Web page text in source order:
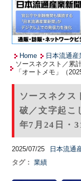
Home 日本流通産
ソースネクスト／累
「オートメモ」（
ソースネクス
破／文字起こ
年7月24日・
2025/07/25 日本流通
タグ： 業績